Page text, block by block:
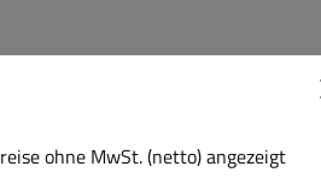
ohne MwSt. (netto) angezeigt